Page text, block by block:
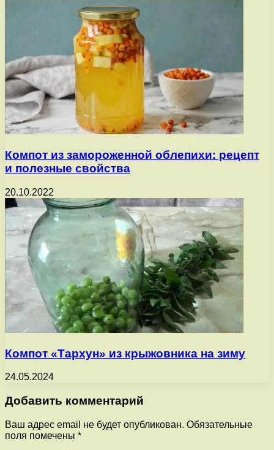
Компот из замороженной облепихи: рецепт
и полезные свойства
20.10.2022
Компот «Тархун» из крыжовника на зиму
24.05.2024
Добавить комментарий
Ваш адрес email не будет опубликован. Обязательные
поля помечены *